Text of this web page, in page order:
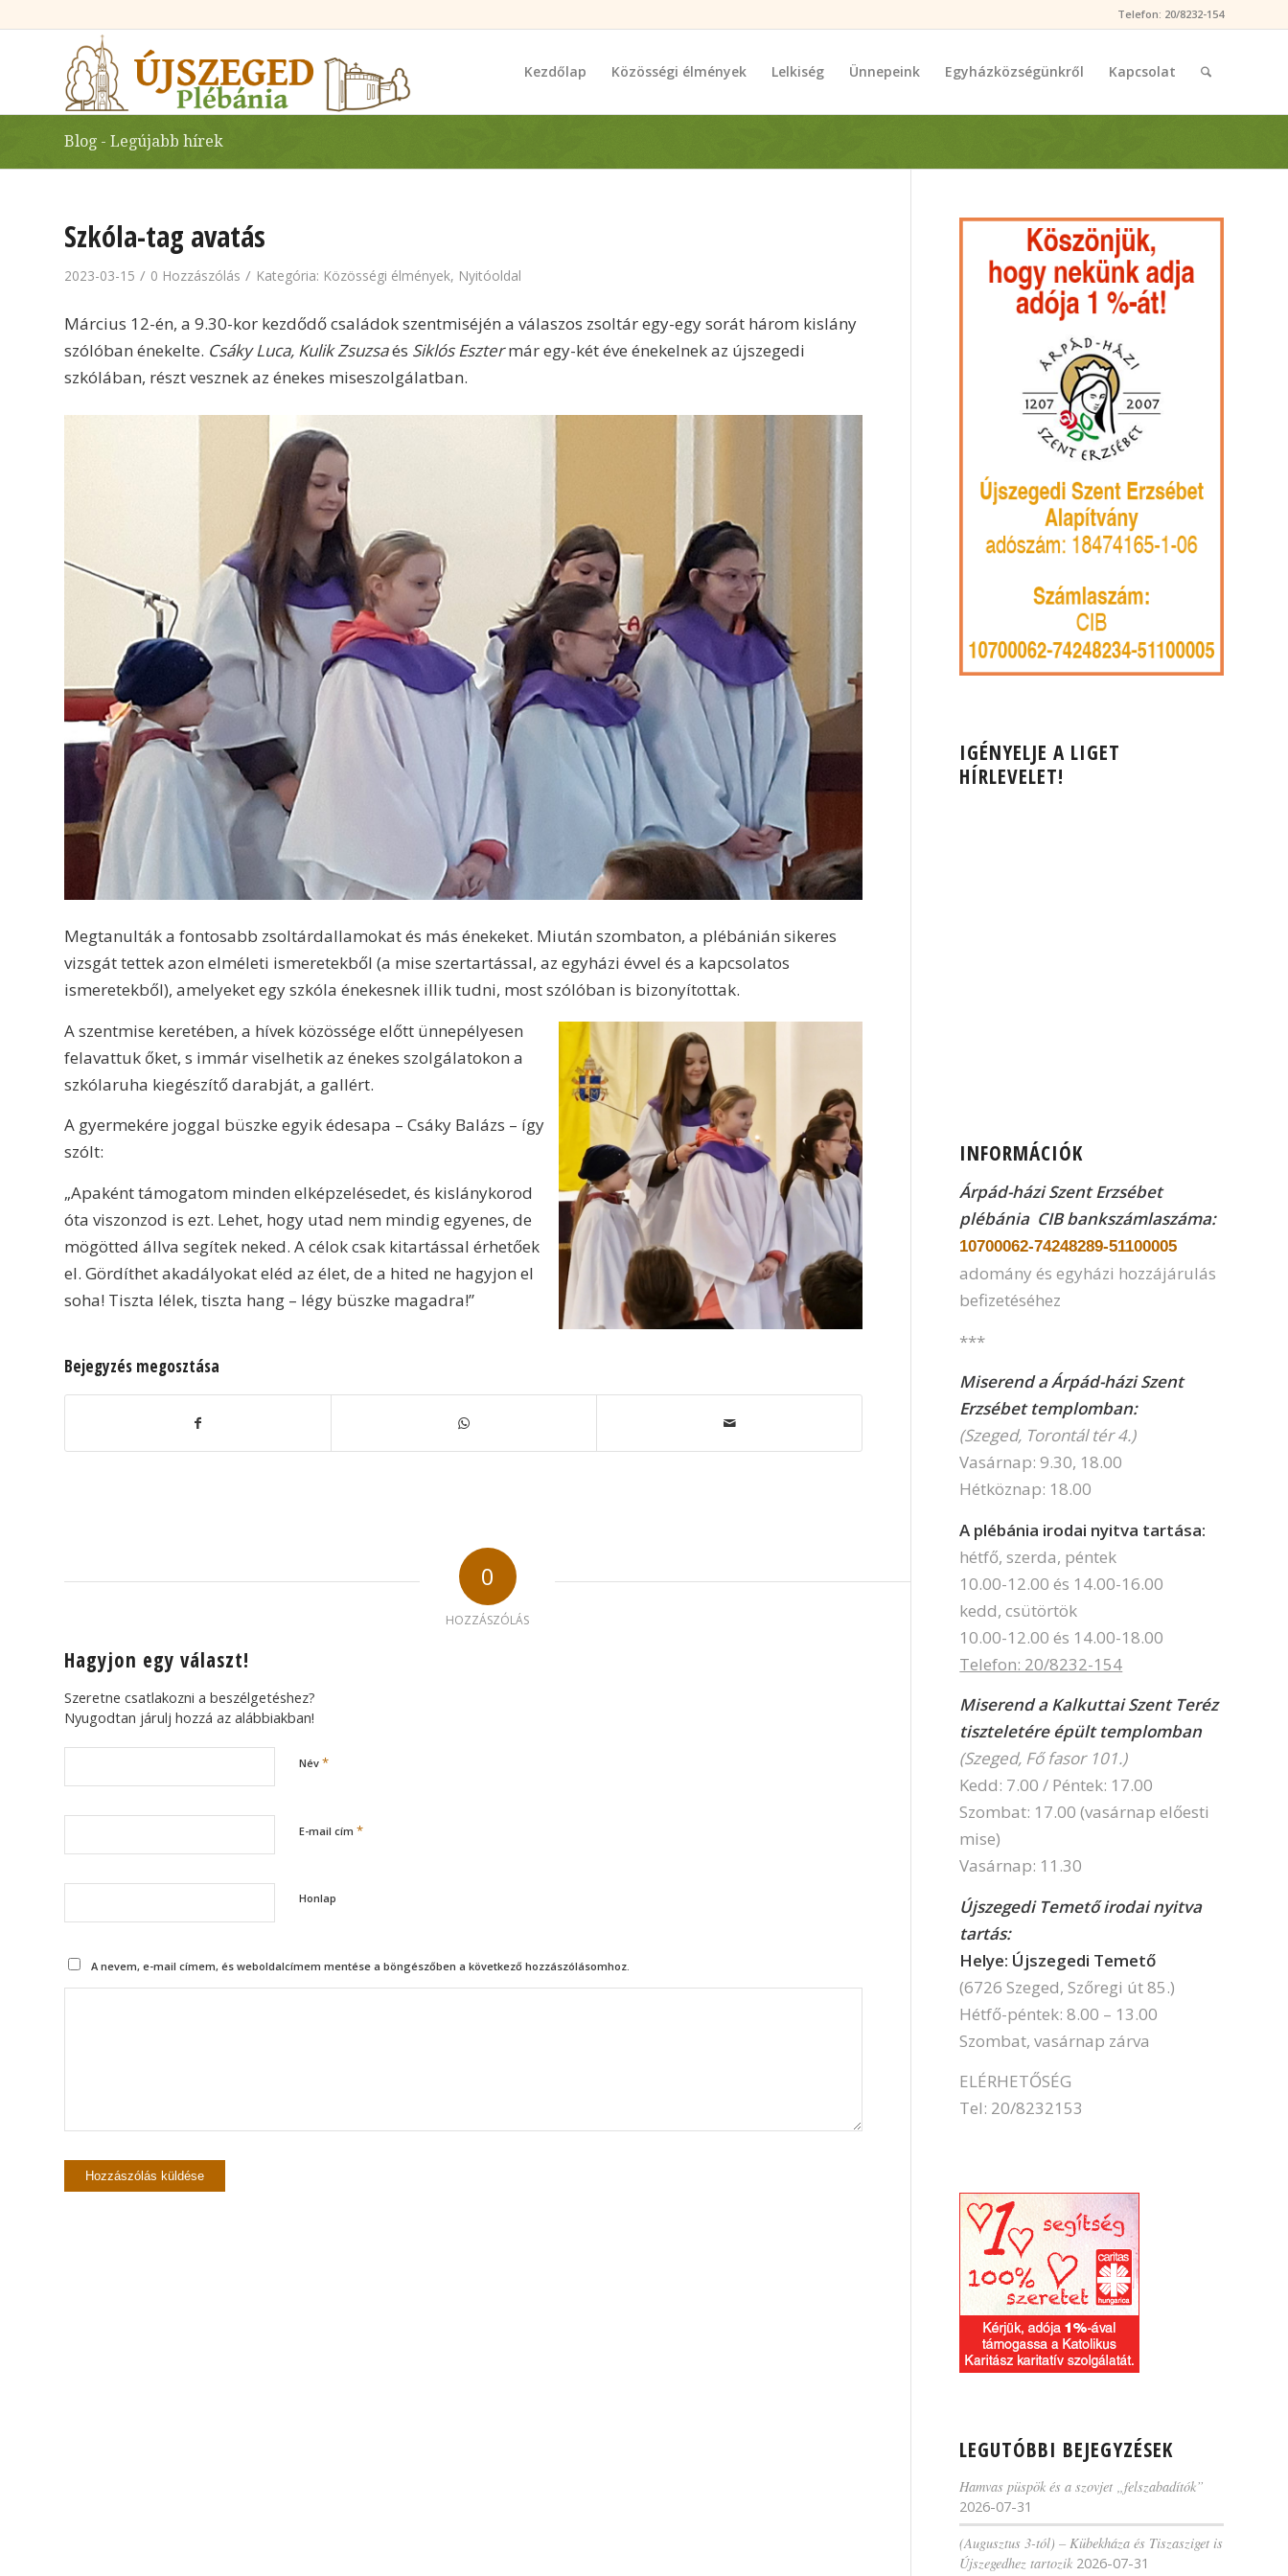
Telefon: 20/8232-154
Kezdőlap Közösségi élmények Lelkiség Ünnepeink Egyházközségünkről Kapcsolat
Blog - Legújabb hírek
Szkóla-tag avatás
2023-03-15 / 0 Hozzászólás / Kategória: Közösségi élmények, Nyitóoldal
Március 12-én, a 9.30-kor kezdődő családok szentmiséjén a válaszos zsoltár egy-egy sorát három kislány
szólóban énekelte. Csáky Luca, Kulik Zsuzsaés Siklós Esztermár egy-két éve énekelnek az újszegedi
szkólában, részt vesznek az énekes miseszolgálatban.
Megtanulták a fontosabb zsoltárdallamokat és más énekeket. Miután szombaton, a plébánián sikeres
vizsgát tettek azon elméleti ismeretekből (a mise szertartással, az egyházi évvel és a kapcsolatos
ismeretekből), amelyeket egy szkóla énekesnek illik tudni, most szólóban is bizonyítottak.
A szentmise keretében, a hívek közössége előtt ünnepélyesen
felavattuk őket, s immár viselhetik az énekes szolgálatokon a
szkólaruha kiegészítő darabját, a gallért.
A gyermekére joggal büszke egyik édesapa – Csáky Balázs – így
szólt:
„Apaként támogatom minden elképzelésedet, és kislánykorod
óta viszonzod is ezt. Lehet, hogy utad nem mindig egyenes, de
mögötted állva segítek neked. A célok csak kitartással érhetőek
el. Gördíthet akadályokat eléd az élet, de a hited ne hagyjon el
soha! Tiszta lélek, tiszta hang – légy büszke magadra!”
Bejegyzés megosztása
0
HOZZÁSZÓLÁS
Hagyjon egy választ!
Szeretne csatlakozni a beszélgetéshez?
Nyugodtan járulj hozzá az alábbiakban!
Név *
E-mail cím *
Honlap
A nevem, e-mail címem, és weboldalcímem mentése a böngészőben a következő hozzászólásomhoz.
IGÉNYELJE A LIGET
HÍRLEVELET!
INFORMÁCIÓK
Árpád-házi Szent Erzsébet
plébánia CIBbankszámlaszáma:
10700062-74248289-51100005
adomány és egyházi hozzájárulás
befizetéséhez
***
Miserend a Árpád-házi Szent
Erzsébet templomban:
(Szeged, Torontál tér 4.)
Vasárnap: 9.30, 18.00
Hétköznap: 18.00
A plébánia irodai nyitva tartása:
hétfő, szerda, péntek
10.00-12.00 és 14.00-16.00
kedd, csütörtök
10.00-12.00 és 14.00-18.00
Telefon: 20/8232-154
Miserend a Kalkuttai Szent Teréz
tiszteletére épült templomban
(Szeged, Fő fasor 101.)
Kedd: 7.00 / Péntek: 17.00
Szombat: 17.00 (vasárnap előesti
mise)
Vasárnap: 11.30
Újszegedi Temető irodai nyitva
tartás:
Helye: Újszegedi Temető
(6726 Szeged, Szőregi út 85.)
Hétfő-péntek: 8.00 – 13.00
Szombat, vasárnap zárva
ELÉRHETŐSÉG
Tel: 20/8232153
LEGUTÓBBI BEJEGYZÉSEK
Hamvas püspök és a szovjet „felszabadítók”
2026-07-31
(Augusztus 3-tól) – Kübekháza és Tiszasziget is
Újszegedhez tartozik 2026-07-31